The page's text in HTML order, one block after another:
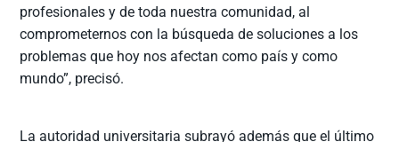
profesionales y de toda nuestra comunidad, al
comprometernos con la búsqueda de soluciones a los
problemas que hoy nos afectan como país y como
mundo”, precisó.
La autoridad universitaria subrayó además que el último